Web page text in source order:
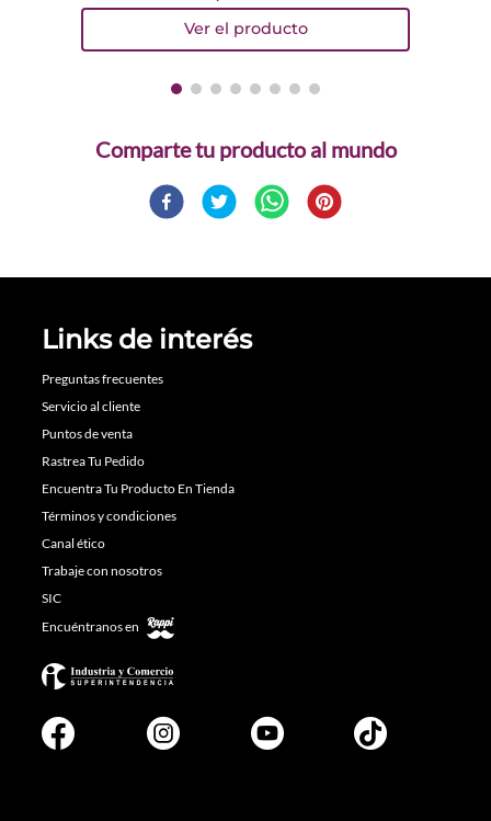
Comparte
Links de interés
Preguntas frecuentes
Servicio al cliente
Puntos de venta
Rastrea Tu Pedido
Encuentra Tu Producto En Tienda
Términos y condiciones
Canal ético
Trabaje con nosotros
SIC
Encuéntranos en